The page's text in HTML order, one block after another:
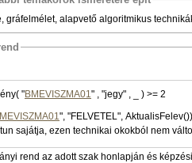
gráfelmélet, alapvető algoritmikus
"BMEVISZMA01
" , "jegy" , _ ) >= 2
", "FELVETEL",
sajátja, ezen technikai okokból nem
rend az adott szak honlapján és